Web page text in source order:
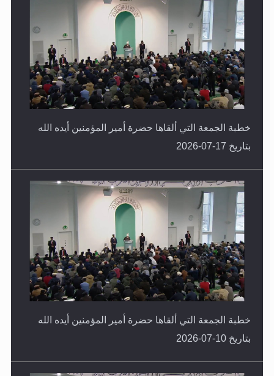
خطبة الجمعة التي ألقاها حضرة أمير المؤمنين أيده الله
بتاريخ 17-07-2026
خطبة الجمعة التي ألقاها حضرة أمير المؤمنين أيده الله
بتاريخ 10-07-2026